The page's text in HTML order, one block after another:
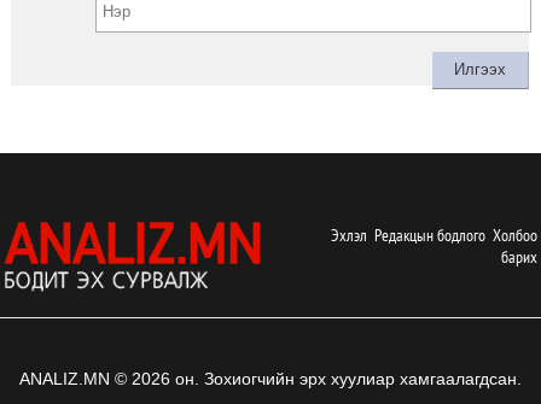
Эхлэл Редакцын бодлого Холбоо
барих
ANALIZ.MN © 2026 он. Зохиогчийн эрх хуулиар хамгаалагдсан.